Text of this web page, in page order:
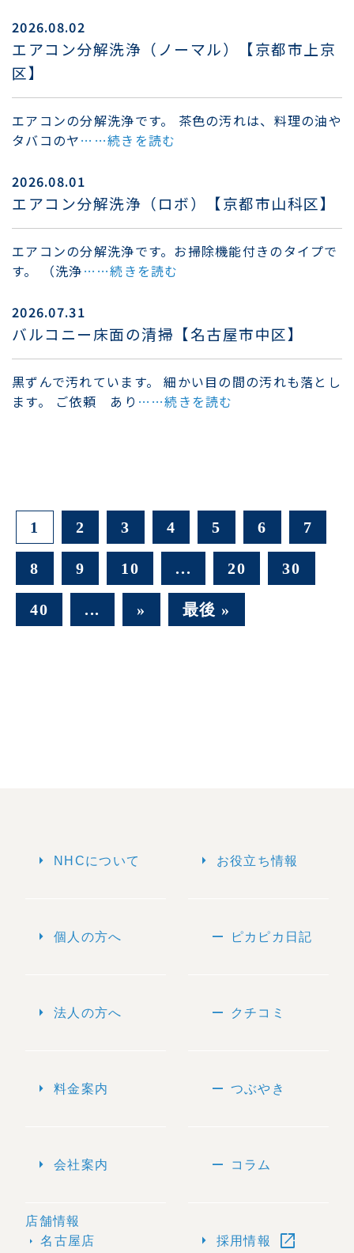
2026.08.02
エアコン分解洗浄（ノーマル）【京都市上京
区】
エアコンの分解洗浄です。 茶色の汚れは、料理の油や
タバコのヤ……続きを読む
2026.08.01
エアコン分解洗浄（ロボ）【京都市山科区】
エアコンの分解洗浄です。お掃除機能付きのタイプで
す。 （洗浄……続きを読む
2026.07.31
バルコニー床面の清掃【名古屋市中区】
黒ずんで汚れています。 細かい目の間の汚れも落とし
ます。 ご依頼 あり ……続きを読む
1 2 3 4 5 6 7
8 9 10 ... 20 30
40 ... » 最後 »
arrow_right NHCについて
arrow_right 個人の方へ
arrow_right 法人の方へ
arrow_right 料金案内
arrow_right 会社案内
店舗情報
arrow_right 名古屋店
arrow_right お役立ち情報
remove ピカピカ日記
remove クチコミ
remove つぶやき
remove コラム
arrow_right 採用情報 open_in_new